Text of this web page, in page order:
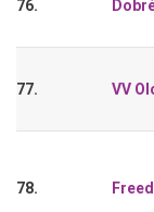
76.
77. VV
78.